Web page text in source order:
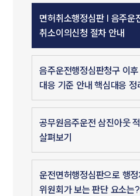
면허취소행정심판 | 음주운
취소이의신청 절차 안내
음주운전행정심판청구 이
대응 기준 안내 핵심대응 정
공무원음주운전 삼진아웃
살펴보기
운전면허행정심판으로 행
위원회가 보는 판단 요소는?